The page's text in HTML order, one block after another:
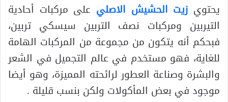
يحتوي زيت الحشيش الاصلي على مركبات أحادية
التيربين ومركبات نصف التربين سيسكي تربين،
فبحكم أنه يتكون من مجموعة من المركبات الهامة
للغاية، فهو مستخدم في عالم التجميل في الشعر
والبشرة وصناعة العطور لرائحته المميزة، وهو أيضا
موجود في بعض المأكولات ولكن بنسب قليلة .